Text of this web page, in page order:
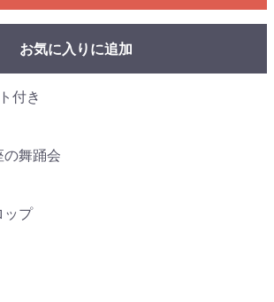
お気に入りに追加
付き
の舞踊会
ップ